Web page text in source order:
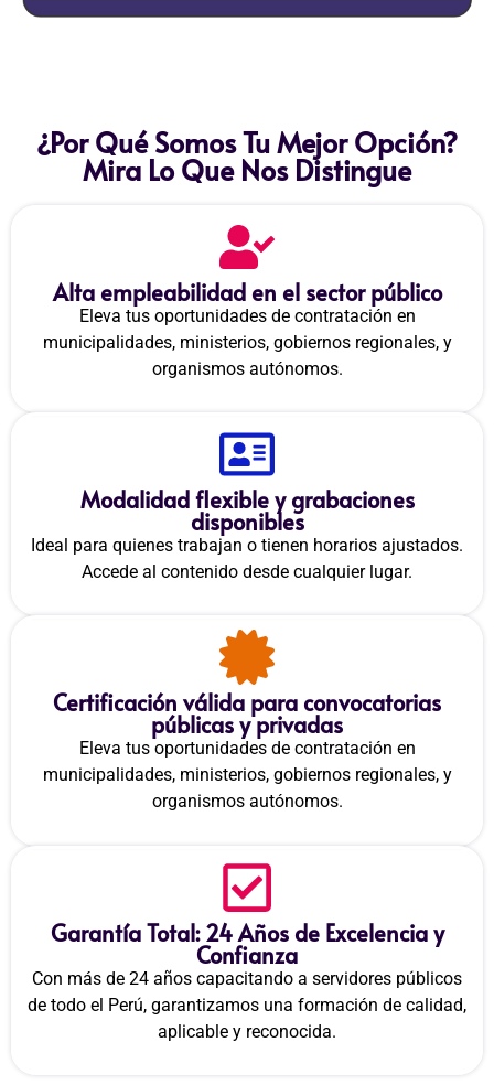
¿Por Qué Somos Tu Mejor Opción?
Mira Lo Que Nos Distingue
Alta empleabilidad en el sector público
Eleva tus oportunidades de contratación en
municipalidades, ministerios, gobiernos regionales, y
organismos autónomos.
Modalidad flexible y grabaciones
disponibles
Ideal para quienes trabajan o tienen horarios ajustados.
Accede al contenido desde cualquier lugar.
Certificación válida para convocatorias
públicas y privadas
Eleva tus oportunidades de contratación en
municipalidades, ministerios, gobiernos regionales, y
organismos autónomos.
Garantía Total: 24 Años de Excelencia y
Confianza
Con más de 24 años capacitando a servidores públicos
de todo el Perú, garantizamos una formación de calidad,
aplicable y reconocida.